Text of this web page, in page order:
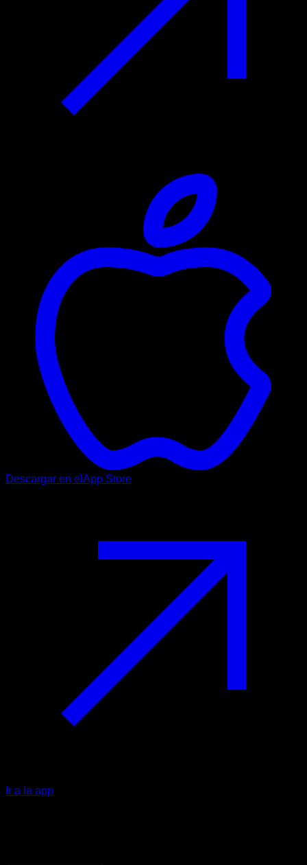
Descargar en el App Store
Ir a la app